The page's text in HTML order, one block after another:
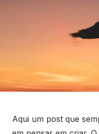
Aqui um post que